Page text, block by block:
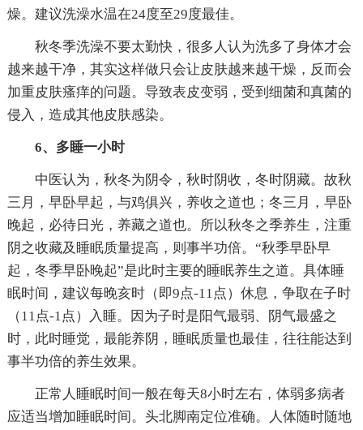
燥。建议洗澡水温在24度至29度最佳。
秋冬季洗澡不要太勤快，很多人认为洗多了身体才会
越来越干净，其实这样做只会让皮肤越来越干燥，反而会
加重皮肤瘙痒的问题。导致表皮变弱，受到细菌和真菌的
侵入，造成其他皮肤感染。
6、多睡一小时
中医认为，秋冬为阴令，秋时阴收，冬时阴藏。故秋
三月，早卧早起，与鸡俱兴，养收之道也；冬三月，早卧
晚起，必待日光，养藏之道也。所以秋冬之季养生，注重
阴之收藏及睡眠质量提高，则事半功倍。“秋季早卧早
起，冬季早卧晚起”是此时主要的睡眠养生之道。具体睡
眠时间，建议每晚亥时（即9点-11点）休息，争取在子时
（11点-1点）入睡。因为子时是阳气最弱、阴气最盛之
时，此时睡觉，最能养阴，睡眠质量也最佳，往往能达到
事半功倍的养生效果。
正常人睡眠时间一般在每天8小时左右，体弱多病者
应适当增加睡眠时间。头北脚南定位准确。人体随时随地